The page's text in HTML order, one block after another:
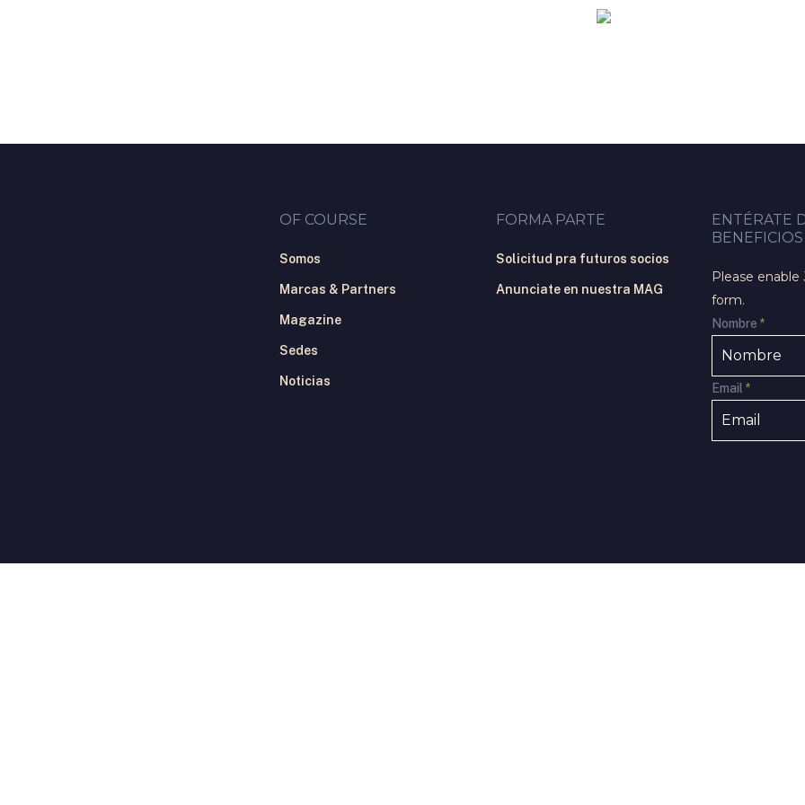
OF COURSE
Somos
Marcas & Partners
Magazine
Sedes
Noticias
FORMA PARTE
Solicitud pra futuros socios
Anunciate en nuestra MAG
ENTÉRATE
BENEFICIOS
Please
form.
Nombre*
Email*